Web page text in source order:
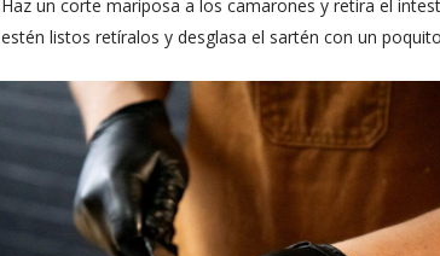
Haz un corte mariposa a los camarones y retira el
estén listos retíralos y desglasa el sartén con un